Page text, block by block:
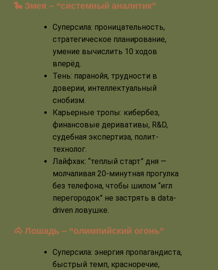
🐍 Змея – “системный аналитик”
Суперсила: проницательность,
стратегическое планирование,
умение вычислить 10 ходов
вперёд.
Тень: паранойя, трудности в
доверии, интеллектуальный
снобизм.
Карьерные тропы: кибербез,
финансовые деривативы, R&D,
судебная экспертиза, полит-
технолог.
Лайфхак: “теплый старт” дня —
молчаливая 20-минутная прогулка
без телефона, чтобы шилом “игл
перегородок” не застрять в data-
driven ловушке.
🐴 Лошадь – “олимпийский огонь”
Суперсила: энергия пропагандиста,
быстрый темп, красноречие,